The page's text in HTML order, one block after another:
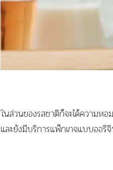
ในส่วนของรสชาติก็จะได้ความห
และยังมีบริการแพ็กเกจแบบออริ